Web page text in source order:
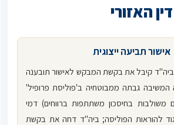
האזורי
אישור תביעה ייצוגית
ביה"ד קיבל את בקשת המבקש לאישור תובענה
המשיבה גבתה ממבוטחיה ב'פוליסת פרופיל'
משולבות בחיסכון משתתפות ברווחים) דמי
להוראות הפוליסה; ביה"ד דחה את בקשת